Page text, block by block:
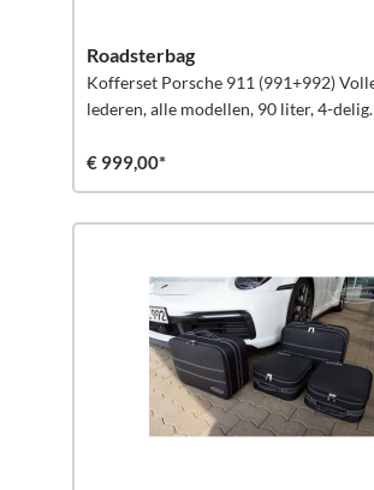
Roadsterbag
Kofferset Porsche 911 (991+992) Volledig
lederen, alle modellen, 90 liter, 4-delig.
€ 999,00*